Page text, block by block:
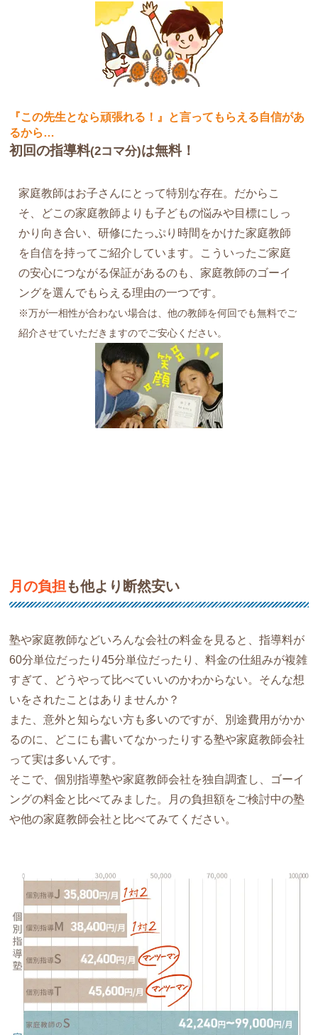
『この先生となら頑張れる！』と言ってもらえる自信があ
るから…
初回の指導料(2コマ分)は無料！
家庭教師はお子さんにとって特別な存在。だからこ
そ、どこの家庭教師よりも子どもの悩みや目標にしっ
かり向き合い、研修にたっぷり時間をかけた家庭教師
を自信を持ってご紹介しています。こういったご家庭
の安心につながる保証があるのも、家庭教師のゴーイ
ングを選んでもらえる理由の一つです。
※万が一相性が合わない場合は、他の教師を何回でも無料でご
紹介させていただきますのでご安心ください。
月の負担 も他より断然安い
塾や家庭教師などいろんな会社の料金を見ると、指導料が
60分単位だったり45分単位だったり、料金の仕組みが複雑
すぎて、どうやって比べていいのかわからない。そんな想
いをされたことはありませんか？
また、意外と知らない方も多いのですが、別途費用がかか
るのに、どこにも書いてなかったりする塾や家庭教師会社
って実は多いんです。
そこで、個別指導塾や家庭教師会社を独自調査し、ゴーイ
ングの料金と比べてみました。月の負担額をご検討中の塾
や他の家庭教師会社と比べてみてください。